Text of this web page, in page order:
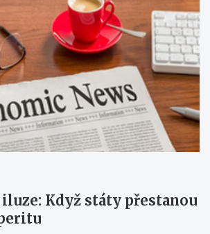
Když státy přestanou